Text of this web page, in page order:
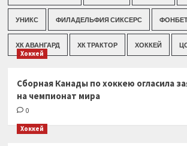
УНИКС ФИЛАДЕЛЬФИЯ СИКСЕРС
ХК АВАНГАРД ХК ТРАКТОР ХОККЕЙ
Хоккей
Сборная Канады по хоккею огласила
на чемпионат мира
0
Хоккей